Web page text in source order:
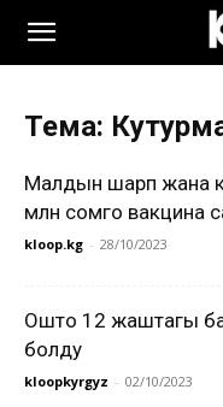
Тема:
Малдын шарп жана
млн сомго вакцина
kloop.kg - 28/10/2023
Ошто 12 жаштагы
болду
kloopkyrgyz - 02/10/2023